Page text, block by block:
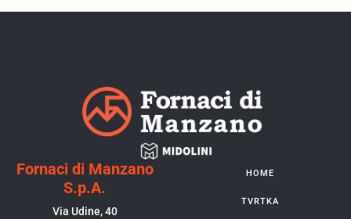
Fornaci di Manzano
S.p.A.
Via Udine, 40
HOME
TVRTKA